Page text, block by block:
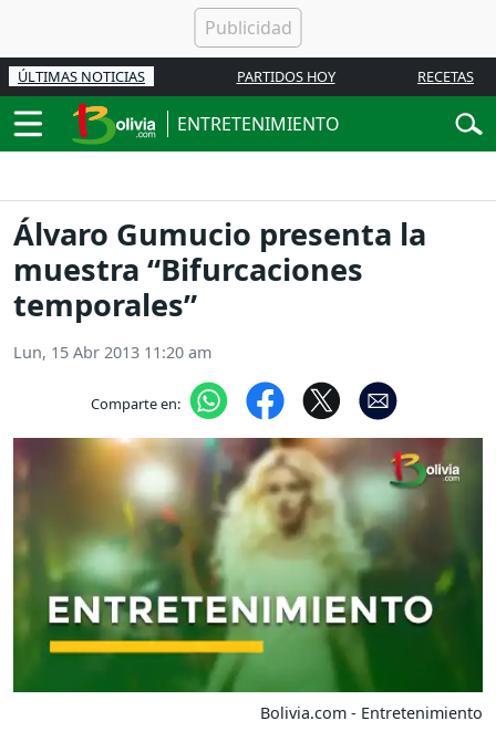
ÚLTIMAS NOTICIAS PARTIDOS HOY RECETAS
ENTRETENIMIENTO
Álvaro Gumucio presenta la
muestra “Bifurcaciones
temporales”
Lun, 15 Abr 2013 11:20 am
Comparte en:
Bolivia.com - Entretenimiento